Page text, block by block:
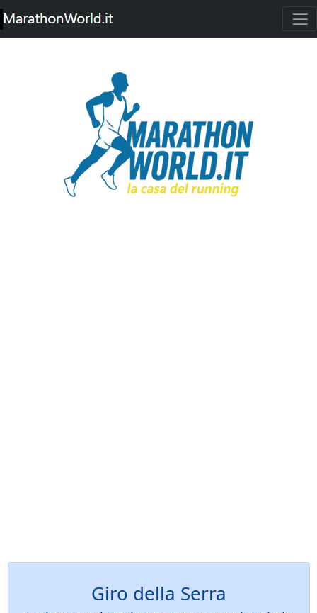
Giro della Serra